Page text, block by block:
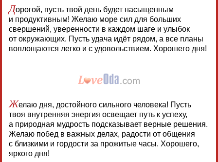
Дорогой, пусть твой день будет насыщенным
и продуктивным! Желаю море сил для больших
свершений, уверенности в каждом шаге и улыбок
от окружающих. Пусть удача идёт рядом, а все планы
воплощаются легко и с удовольствием. Хорошего дня!
Желаю дня, достойного сильного человека! Пусть
твоя внутренняя энергия освещает путь к успеху,
а природная мудрость подсказывает верные решения.
Желаю побед в важных делах, радости от общения
с близкими и гордости за прожитые часы. Хорошего,
яркого дня!